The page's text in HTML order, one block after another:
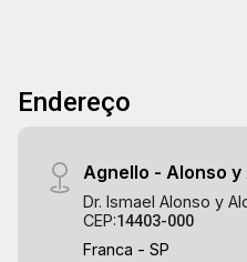
Endereço
Agnello - Alonso y
Dr. Ismael Alonso y
CEP:14403-000
Franca - SP